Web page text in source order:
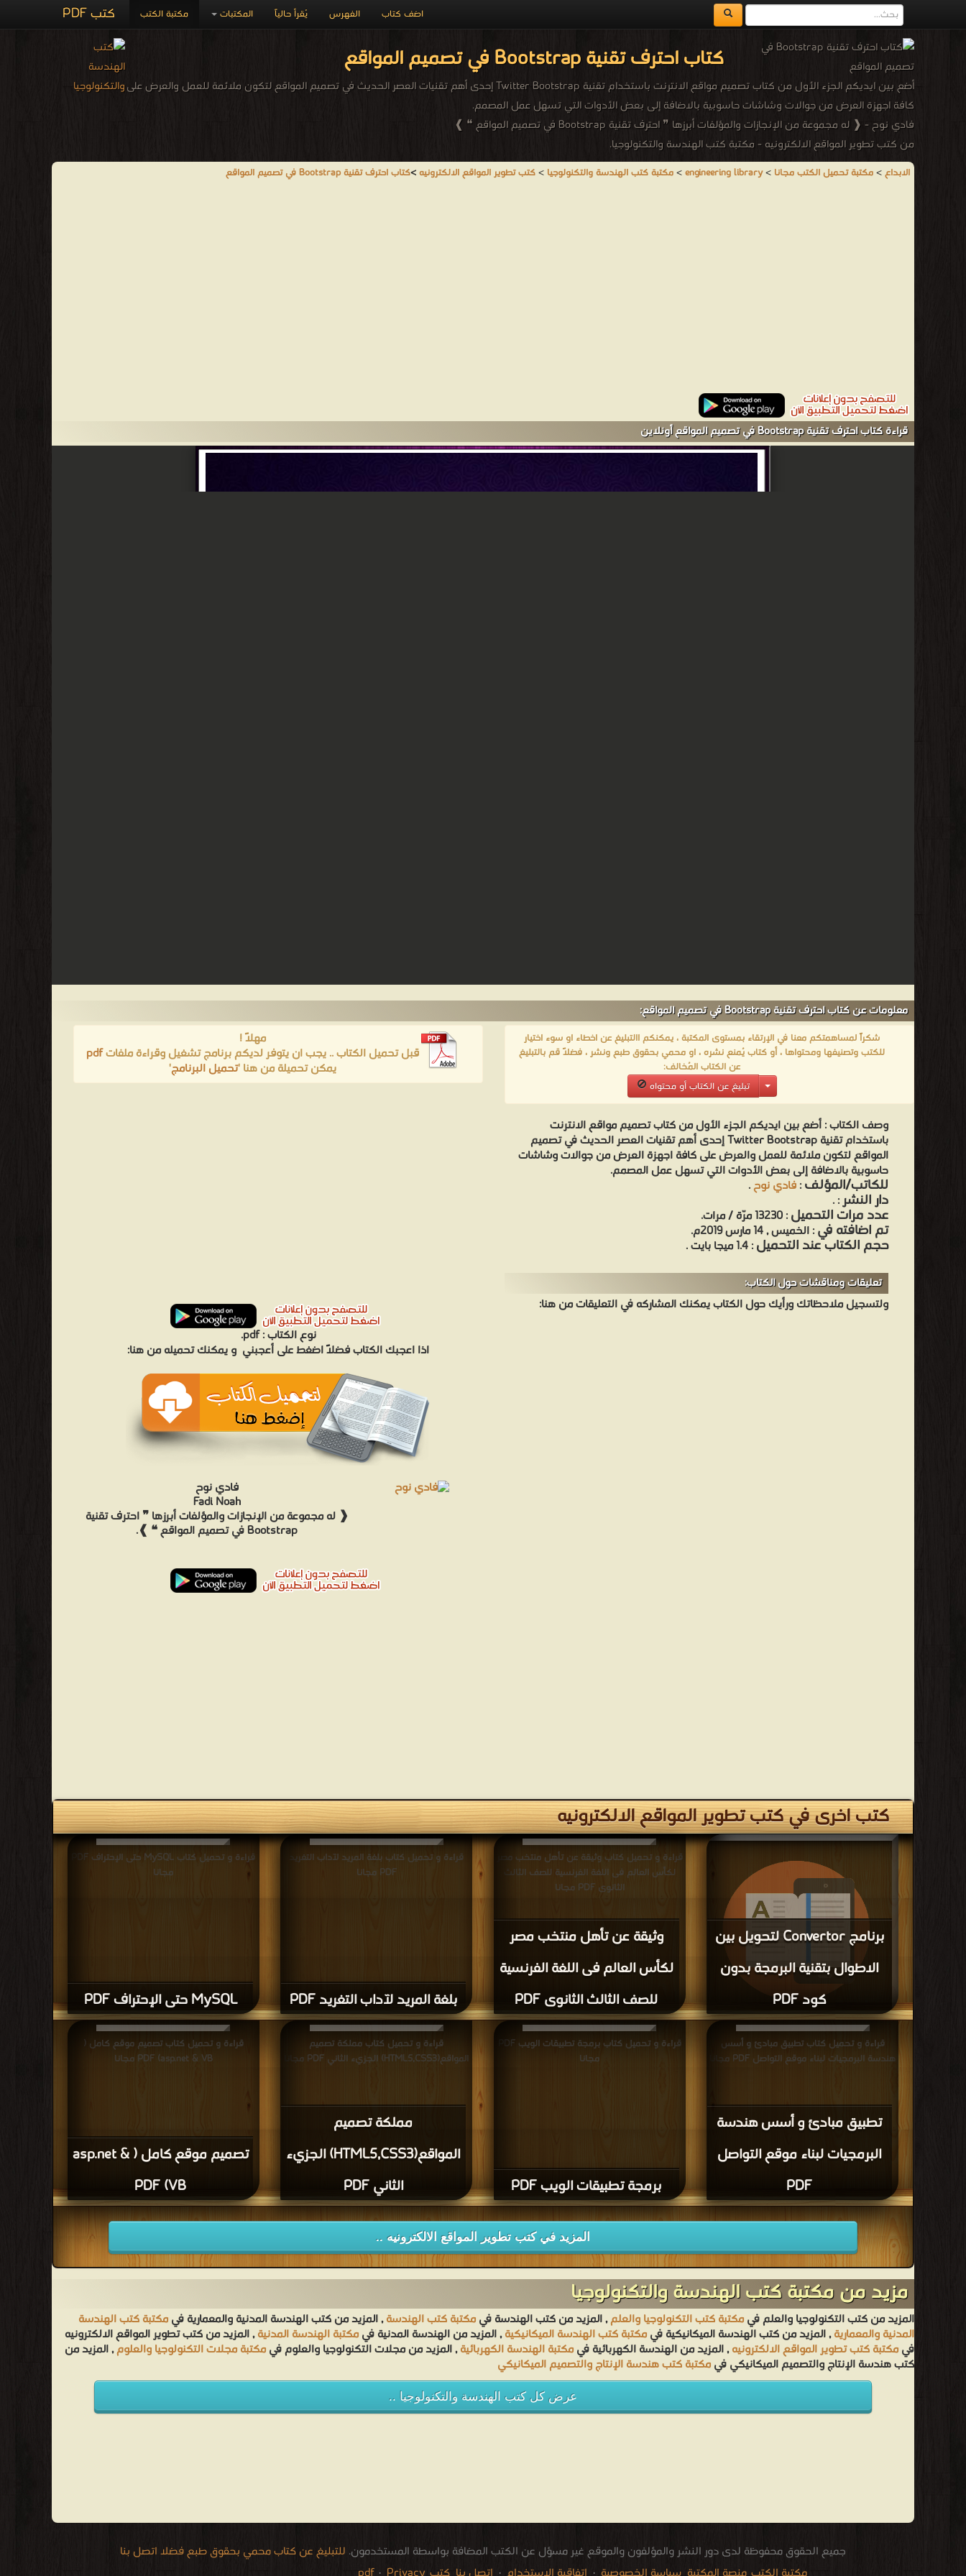
كتب PDF مكتبة الكتب المكتبات يُقرأ حالياً الفهرس اضف كتاب
كتاب احترف تقنية Bootstrap في تصميم المواقع
أضع بين ايديكم الجزء الأول من كتاب تصميم مواقع الانترنت باستخدام تقنية Twitter Bootstrap إحدى أهم تقنيات العصر الحديث في تصميم المواقع لتكون ملائمة للعمل والعرض على
كافة اجهزة العرض من جوالات وشاشات حاسوبية بالاضافة إلى بعض الأدوات التي تسهل عمل المصمم.
فادي نوح - ❰ له مجموعة من الإنجازات والمؤلفات أبرزها ❞ احترف تقنية Bootstrap في تصميم المواقع ❝ ❱
من كتب تطوير المواقع الالكترونيه - مكتبة كتب الهندسة والتكنولوجيا.
الابداع>مكتبة تحميل الكتب مجانا >
engineering library
>مكتبة كتب الهندسة والتكنولوجيا >كتب تطوير المواقع الالكترونيه>كتاب احترف تقنية Bootstrap في تصميم المواقع
قراءة كتاب احترف تقنية Bootstrap في تصميم المواقع أونلاين
معلومات عن كتاب احترف تقنية Bootstrap في تصميم المواقع:
شكراً لمساهمتكم معنا في الإرتقاء بمستوى المكتبة ، يمكنكم االتبليغ عن اخطاء او سوء اختيار
للكتب وتصنيفها ومحتواها ، أو كتاب يُمنع نشره ، او محمي بحقوق طبع ونشر ، فضلاً قم بالتبليغ
عن الكتاب المُخالف:
تبليغ عن الكتاب أو محتواه
وصف الكتاب :أضع بين ايديكم الجزء الأول من كتاب تصميم مواقع الانترنت
باستخدام تقنية Twitter Bootstrap إحدى أهم تقنيات العصر الحديث في تصميم
المواقع لتكون ملائمة للعمل والعرض على كافة اجهزة العرض من جوالات وشاشات
حاسوبية بالاضافة إلى بعض الأدوات التي تسهل عمل المصمم.
للكاتب/المؤلف:فادي نوح.
دار النشر:
.
عدد مرات التحميل: 13230 مرّة / مرات.
تم اضافته في: الخميس , 14 مارس 2019م.
حجم الكتاب عند التحميل: 1.4 ميجا بايت .
تعليقات ومناقشات حول الكتاب:
ولتسجيل ملاحظاتك ورأيك حول الكتاب يمكنك المشاركه في التعليقات من هنا:
مهلاً !
قبل تحميل الكتاب .. يجب ان يتوفر لديكم برنامج تشغيل وقراءة ملفاتpdf
يمكن تحميلة من هنا 'تحميل البرنامج'
نوع الكتاب :pdf.
اذا اعجبك الكتاب فضلاً اضغط على أعجبني و يمكنك تحميله من هنا:
فادي نوح
Fadi Noah
❰ له مجموعة من الإنجازات والمؤلفات أبرزها ❞ احترف تقنية
Bootstrap في تصميم المواقع ❝ ❱.
كتب اخرى في كتب تطوير المواقع الالكترونيه
MySQL حتى الإحتراف PDF
قراءة و تحميل كتاب MySQL حتى الإحتراف PDF
مجانا
بلغة المريد لآداب التغريد PDF
قراءة و تحميل كتاب بلغة المريد لآداب التغريد
PDF مجانا
وثيقة عن تأهل منتخب مصر
لكأس العالم فى اللغة الفرنسية
للصف الثالث الثانوى PDF
قراءة و تحميل كتاب وثيقة عن تأهل منتخب مصر
لكأس العالم فى اللغة الفرنسية للصف الثالث
الثانوى PDF مجانا
برنامج Convertor لتحويل بين
الاطوال بتقنية البرمجة بدون
كود PDF
قراءة و تحميل كتاب برنامج Convertor لتحويل
بين الاطوال بتقنية البرمجة بدون كود PDF مجانا
تصميم موقع كامل ( asp.net &
VB) PDF
قراءة و تحميل كتاب تصميم موقع كامل (
asp.net & VB) PDF مجانا
مملكة تصميم
المواقع(HTML5,CSS3) الجزيء
الثاني PDF
قراءة و تحميل كتاب مملكة تصميم
المواقع(HTML5,CSS3) الجزيء الثاني PDF مجانا
برمجة تطبيقات الويب PDF
قراءة و تحميل كتاب برمجة تطبيقات الويب PDF
مجانا
تطبيق مبادئ و أسس هندسة
البرمجيات لبناء موقع التواصل
PDF
قراءة و تحميل كتاب تطبيق مبادئ و أسس
هندسة البرمجيات لبناء موقع التواصل PDF مجانا
المزيد في كتب تطوير المواقع الالكترونيه ..
مزيد من مكتبة كتب الهندسة والتكنولوجيا
المزيد من كتب التكنولوجيا والعلم فيمكتبة كتب التكنولوجيا والعلم, المزيد من كتب الهندسة فيمكتبة كتب الهندسة, المزيد من كتب الهندسة المدنية والمعمارية فيمكتبة كتب الهندسة
المدنية والمعمارية, المزيد من كتب الهندسة الميكانيكية فيمكتبة كتب الهندسة الميكانيكية, المزيد من الهندسة المدنية فيمكتبة الهندسة المدنية, المزيد من كتب تطوير المواقع الالكترونيه
فيمكتبة كتب تطوير المواقع الالكترونيه, المزيد من الهندسة الكهربائية فيمكتبة الهندسة الكهربائية, المزيد من مجلات التكنولوجيا والعلوم فيمكتبة مجلات التكنولوجيا والعلوم, المزيد من
كتب هندسة الإنتاج والتصميم الميكانيكي فيمكتبة كتب هندسة الإنتاج والتصميم الميكانيكي
عرض كل كتب الهندسة والتكنولوجيا ..
جميع الحقوق محفوظة لدى دور النشر والمؤلفون والموقع غير مسؤل عن الكتب المضافة بواسطة المستخدمون. للتبليغ عن كتاب محمي بحقوق طبع فضلا اتصل بنا